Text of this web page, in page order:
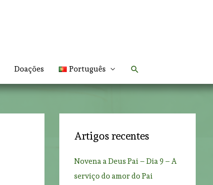
Doações Português Search
Artigos recentes
Novena a Deus Pai – Dia 9 – A
serviço do amor do Pai